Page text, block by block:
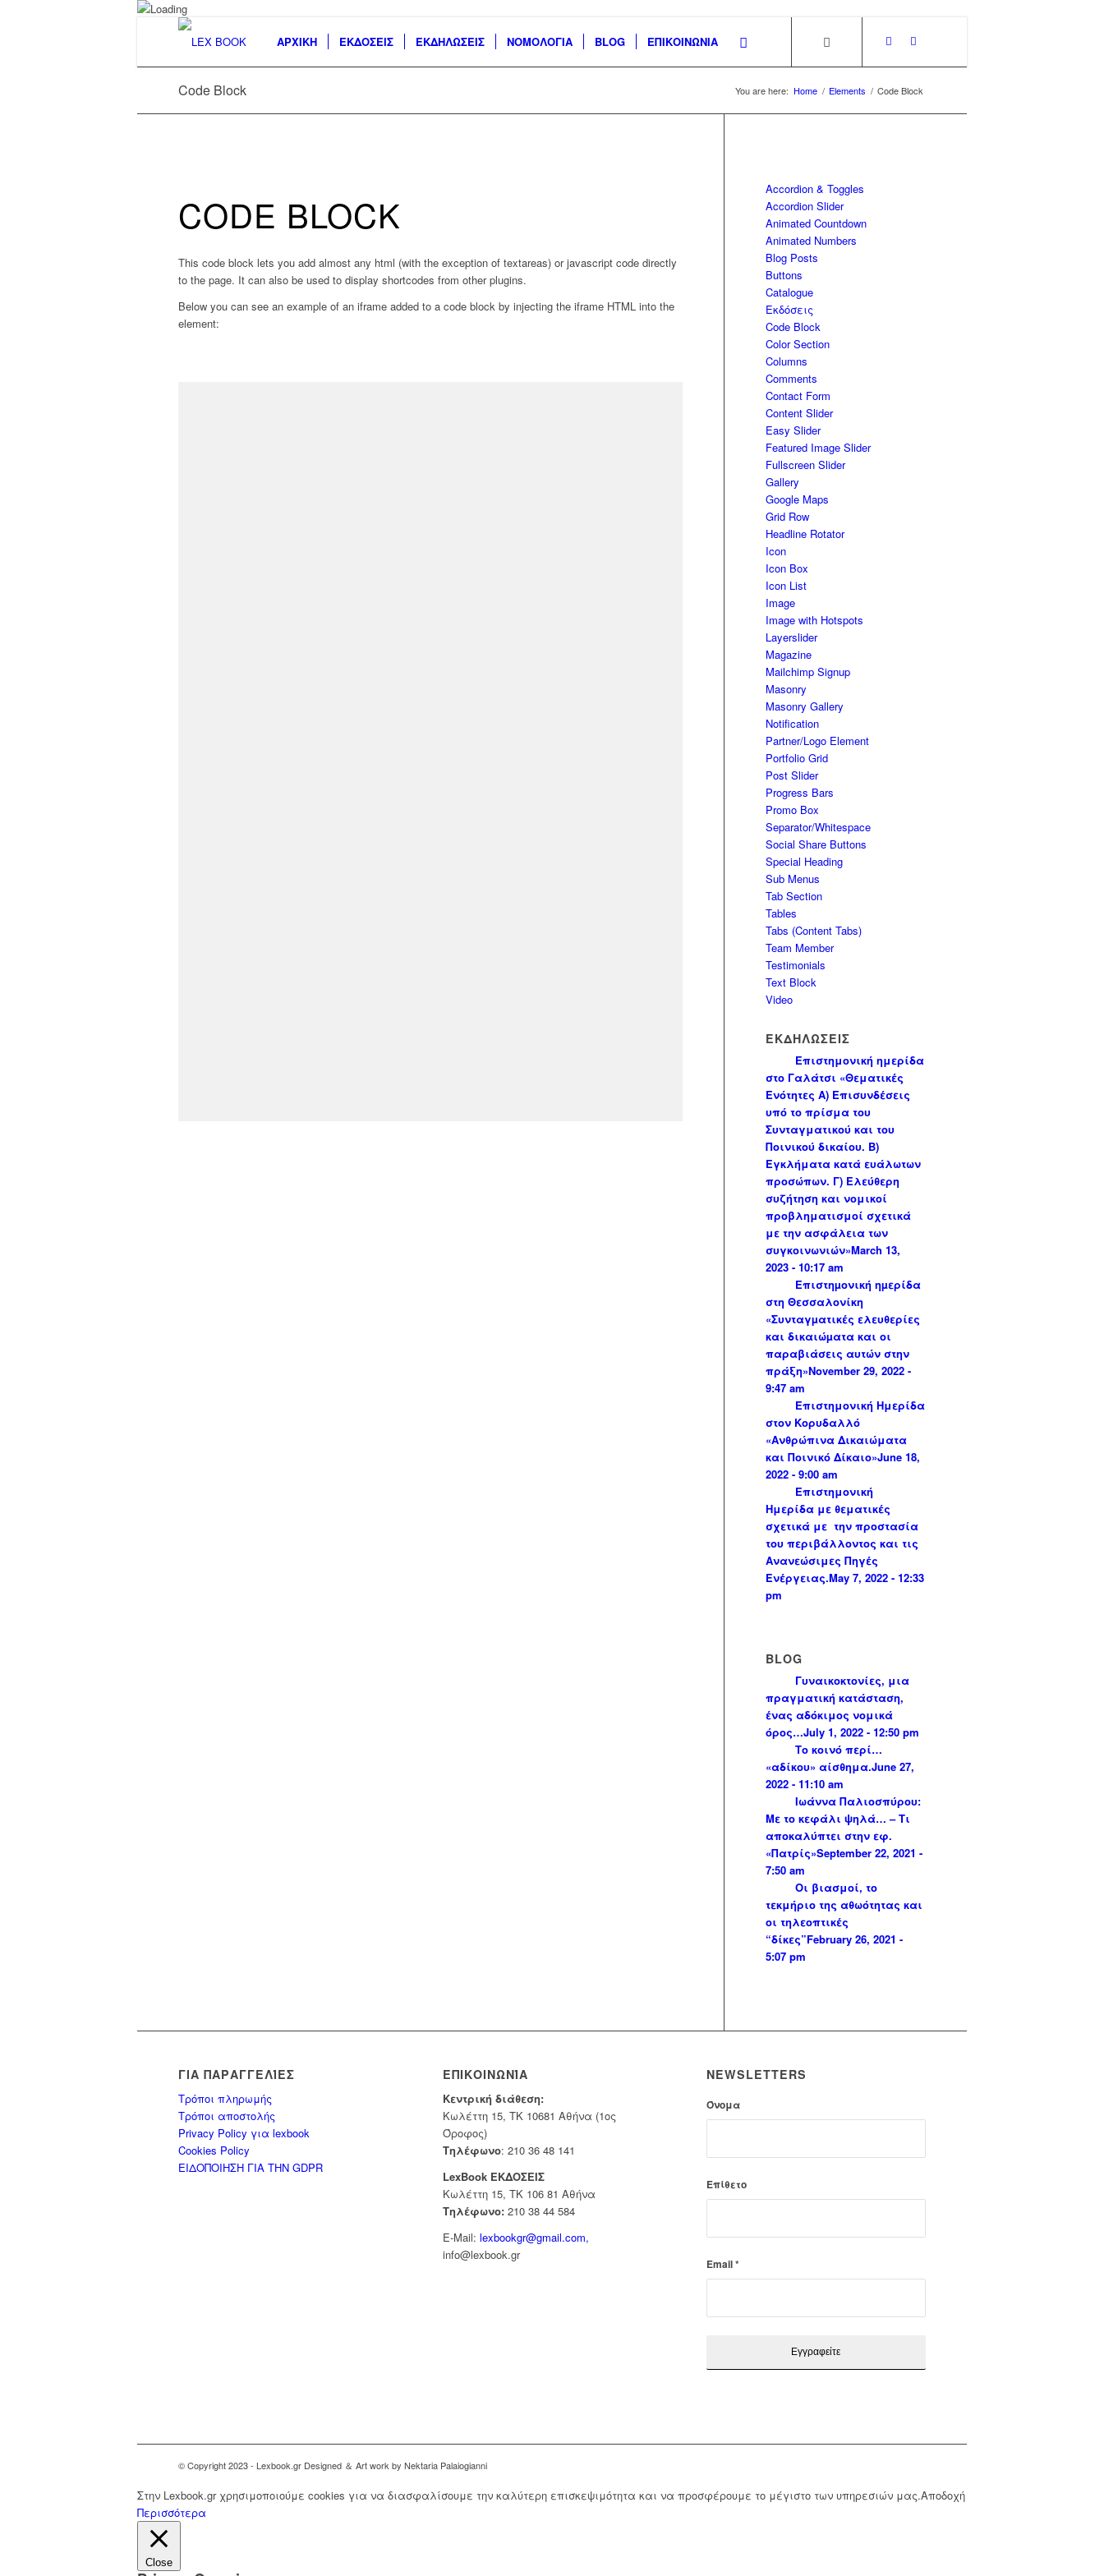
ΑΡΧΙΚΗ ΕΚΔΟΣΕΙΣ ΕΚΔΗΛΩΣΕΙΣ ΝΟΜΟΛΟΓΙΑ BLOG ΕΠΙΚΟΙΝΩΝΙΑ
Code Block You are here: Home / Elements / Code Block
CODE BLOCK
This code block lets you add almost any html (with the exception of textareas) or javascript code directly
to the page. It can also be used to display shortcodes from other plugins.
Below you can see an example of an iframe added to a code block by injecting the iframe HTML into the
element:
Accordion & Toggles
Accordion Slider
Animated Countdown
Animated Numbers
Blog Posts
Buttons
Catalogue
Εκδόσεις
Code Block
Color Section
Columns
Comments
Contact Form
Content Slider
Easy Slider
Featured Image Slider
Fullscreen Slider
Gallery
Google Maps
Grid Row
Headline Rotator
Icon
Icon Box
Icon List
Image
Image with Hotspots
Layerslider
Magazine
Mailchimp Signup
Masonry
Masonry Gallery
Notification
Partner/Logo Element
Portfolio Grid
Post Slider
Progress Bars
Promo Box
Separator/Whitespace
Social Share Buttons
Special Heading
Sub Menus
Tab Section
Tables
Tabs (Content Tabs)
Team Member
Testimonials
Text Block
Video
ΕΚΔΗΛΩΣΕΙΣ
Επιστημονική ημερίδα
στο Γαλάτσι «Θεματικές
Ενότητες Α) Επισυνδέσεις
υπό το πρίσμα του
Συνταγματικού και του
Ποινικού δικαίου. Β)
Εγκλήματα κατά ευάλωτων
προσώπων. Γ) Ελεύθερη
συζήτηση και νομικοί
προβληματισμοί σχετικά
με την ασφάλεια των
συγκοινωνιών»March 13,
2023 - 10:17 am
Επιστηµονική ηµερίδα
στη Θεσσαλονίκη
«Συνταγµατικές ελευθερίες
και δικαιώµατα και οι
παραβιάσεις αυτών στην
πράξη»November 29, 2022 -
9:47 am
Επιστημονική Ημερίδα
στον Κορυδαλλό
«Ανθρώπινα Δικαιώματα
και Ποινικό Δίκαιο»June 18,
2022 - 9:00 am
Επιστημονική
Ημερίδα με θεματικές
σχετικά με την προστασία
του περιβάλλοντος και τις
Ανανεώσιμες Πηγές
Ενέργειας.May 7, 2022 - 12:33
pm
BLOG
Γυναικοκτονίες, μια
πραγματική κατάσταση,
ένας αδόκιμος νομικά
όρος…July 1, 2022 - 12:50 pm
Το κοινό περί…
«αδίκου» αίσθημα.June 27,
2022 - 11:10 am
Ιωάννα Παλιοσπύρου:
Με το κεφάλι ψηλά… – Τι
αποκαλύπτει στην εφ.
«Πατρίς»September 22, 2021 -
7:50 am
Οι βιασμοί, το
τεκμήριο της αθωότητας και
οι τηλεοπτικές
“δίκες”February 26, 2021 -
5:07 pm
ΓΙΑ ΠΑΡΑΓΓΕΛΊΕΣ
Τρόποι πληρωμής
Τρόποι αποστολής
Privacy Policy για lexbook
Cookies Policy
ΕΙΔΟΠΟΙΗΣΗ ΓΙΑ ΤΗΝ GDPR
ΕΠΙΚΟΙΝΩΝΊΑ
Κεντρική διάθεση:
Κωλέττη 15, ΤΚ 10681 Αθήνα (1ος
Όροφος)
Τηλέφωνο: 210 36 48 141
LexBook ΕΚΔΟΣΕΙΣ
Κωλέττη 15, ΤΚ 106 81 Αθήνα
Τηλέφωνο: 210 38 44 584
E-Mail: lexbookgr@gmail.com,
info@lexbook.gr
NEWSLETTERS
Όνομα
Επίθετο
Email*
© Copyright 2023 - Lexbook.gr Designed ＆ Art work by Nektaria Palaiogianni
Στην Lexbook.gr χρησιμοποιούμε cookies για να διασφαλίσουμε την καλύτερη επισκεψιμότητα και να προσφέρουμε το μέγιστο των υπηρεσιών μας.Αποδοχή
Περισσότερα
Close